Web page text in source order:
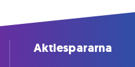
Aktiespararna